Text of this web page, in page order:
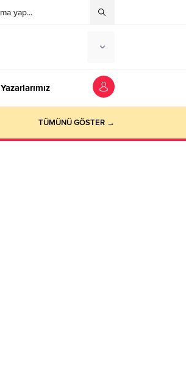
Yazarlarımız
TÜMÜNÜ GÖSTER →